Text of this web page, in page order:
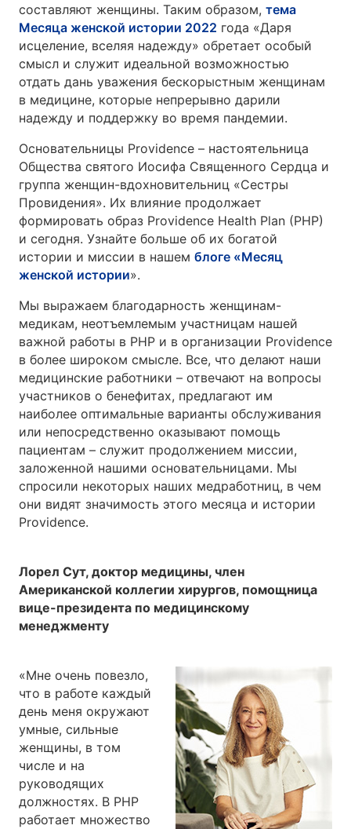
составляют женщины. Таким образом, тема
Месяца женской истории 2022 года «Даря
исцеление, вселяя надежду» обретает особый
смысл и служит идеальной возможностью
отдать дань уважения бескорыстным женщинам
в медицине, которые непрерывно дарили
надежду и поддержку во время пандемии.
Основательницы Providence – настоятельница
Общества святого Иосифа Священного Сердца и
группа женщин-вдохновительниц «Сестры
Провидения». Их влияние продолжает
формировать образ Providence Health Plan (PHP)
и сегодня. Узнайте больше об их богатой
истории и миссии в нашем блоге «Месяц
женской истории».
Мы выражаем благодарность женщинам-
медикам, неотъемлемым участницам нашей
важной работы в PHP и в организации Providence
в более широком смысле. Все, что делают наши
медицинские работники – отвечают на вопросы
участников о бенефитах, предлагают им
наиболее оптимальные варианты обслуживания
или непосредственно оказывают помощь
пациентам – служит продолжением миссии,
заложенной нашими основательницами. Мы
спросили некоторых наших медработниц, в чем
они видят значимость этого месяца и истории
Providence.
Лорел Сут, доктор медицины, член
Американской коллегии хирургов, помощница
вице-президента по медицинскому
менеджменту
«Мне очень повезло,
что в работе каждый
день меня окружают
умные, сильные
женщины, в том
числе и на
руководящих
должностях. В PHP
работает множество